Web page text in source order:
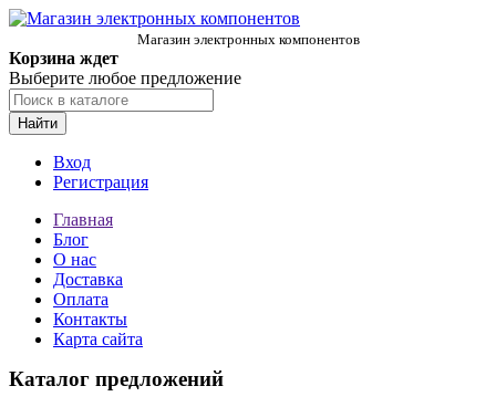
Магазин электронных компонентов
Корзина ждет
Выберите любое предложение
Найти
Вход
Регистрация
Главная
Блог
О нас
Доставка
Оплата
Контакты
Карта сайта
Каталог предложений